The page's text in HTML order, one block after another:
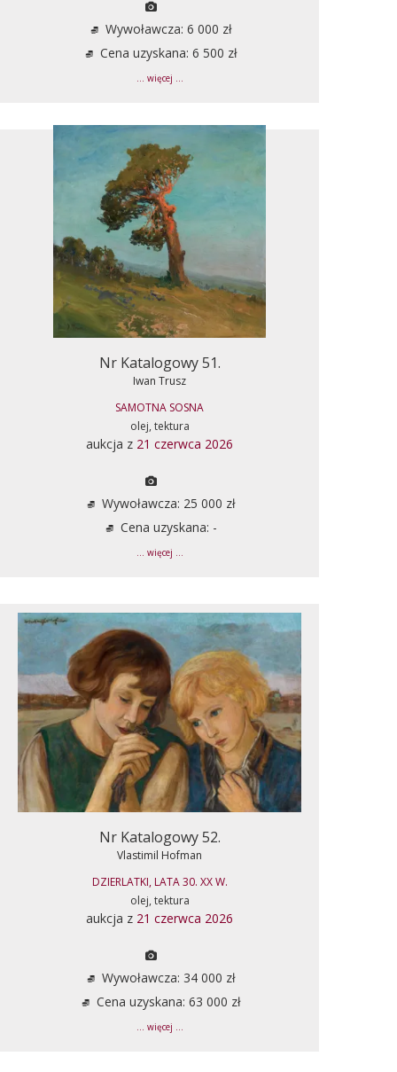
Wywoławcza: 6 000 zł
Cena uzyskana: 6 500 zł
... więcej ...
Nr Katalogowy 51.
Iwan Trusz
SAMOTNA SOSNA
olej, tektura
aukcja z 21 czerwca 2026
Wywoławcza: 25 000 zł
Cena uzyskana: -
... więcej ...
Nr Katalogowy 52.
Vlastimil Hofman
DZIERLATKI, LATA 30. XX W.
olej, tektura
aukcja z 21 czerwca 2026
Wywoławcza: 34 000 zł
Cena uzyskana: 63 000 zł
... więcej ...